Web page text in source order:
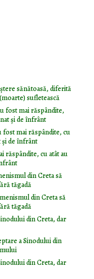
sănătoasă, diferită
sufletească
fost mai răspândite,
și de înfrânt
fost mai răspândite, cu
și de înfrânt
răspândite, cu atât au
din Creta să
tăgadă
din Creta să
tăgadă
din Creta, dar
a Sinodului din
din Creta, dar